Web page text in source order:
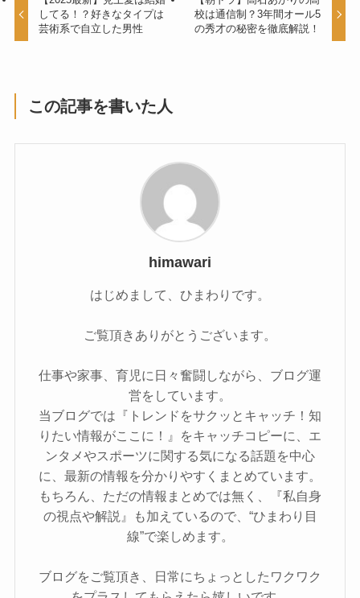
してる！？好きなタイプは
芸術系で自立した男性
校は通信制？3年間オール5
の秀才の秘密を徹底解説！
この記事を書いた人
himawari
はじめまして、ひまわりです。
ご覧頂きありがとうございます。
仕事や家事、育児に日々奮闘しながら、ブログ運
営をしています。
当ブログでは『トレンドをサクッとキャッチ！知
りたい情報がここに！』をキャッチコピーに、エ
ンタメやスポーツに関する気になる話題を中心
に、最新の情報を分かりやすくまとめています。
もちろん、ただの情報まとめでは無く、『私自身
の視点や解説』も加えているので、“ひまわり目
線”で楽しめます。
ブログをご覧頂き、日常にちょっとしたワクワク